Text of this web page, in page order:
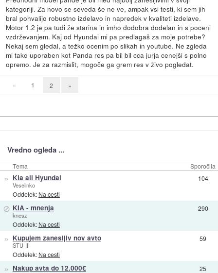
kategoriji. Za novo se seveda še ne ve, ampak vsi testi, ki sem jih
bral pohvalijo robustno izdelavo in napredek v kvaliteti izdelave.
Motor 1.2 je pa tudi že starina in imho dodobra dodelan in s poceni
vzdrževanjem. Kaj od Hyundai mi pa predlagaš za moje potrebe?
Nekaj sem gledal, a težko ocenim po slikah in youtube. Ne zgleda
mi tako uporaben kot Panda res pa bil bil cca jurja cenejši s polno
opremo. Je za razmislit, mogoče ga grem res v živo pogledat.
« 1 2 »
Vredno ogleda ...
Tema Sporočila
» Kia ali Hyundai
Veselinko
Oddelek: Na cesti
104
⊘ KIA - mnenja
knesz
Oddelek: Na cesti
290
» Kupujem zanesljiv nov avto
STU-II!
Oddelek: Na cesti
59
» Nakup avta do 12.000€ 25